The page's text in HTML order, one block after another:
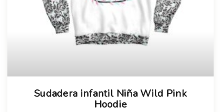
Sudadera infantil Niña Wild Pink
Hoodie